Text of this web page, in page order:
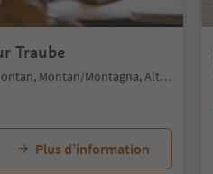
Traube
Montagna/Montan, Montan/Montagna, Alto Adige Wine Road
Plus d’information